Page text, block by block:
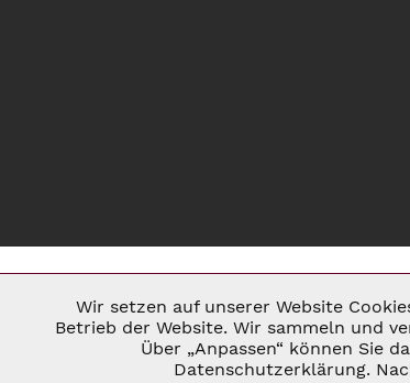
* ALLE PREISE INKL.
Notwendig
Wir setzen auf unserer Website
Betrieb der Website. Wir sammeln und
Über „Anpassen“ können Sie
Datenschutzerklärung.